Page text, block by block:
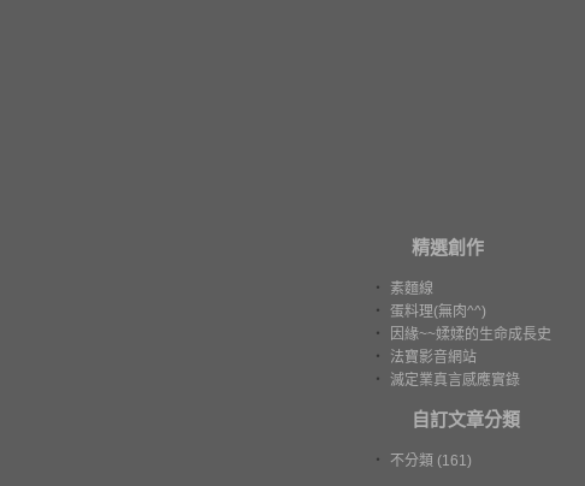
精選創作
‧
素麵線
‧
蛋料理(無肉^^)
‧
因緣~~媃媃的生命成長史
‧
法寶影音網站
‧
滅定業真言感應實錄
自訂文章分類
‧ 不分類 (161)